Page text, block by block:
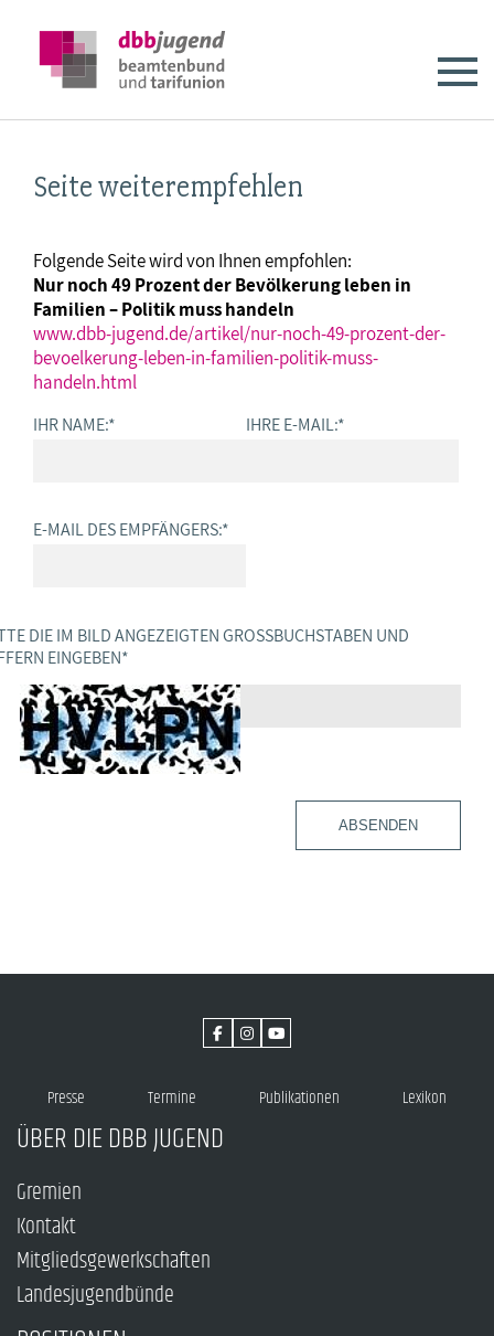
Seite weiterempfehlen
Folgende Seite wird von Ihnen empfohlen:
Nur noch 49 Prozent der Bevölkerung leben in
Familien – Politik muss handeln
www.dbb-jugend.de/artikel/nur-noch-49-prozent-der-
bevoelkerung-leben-in-familien-politik-muss-
handeln.html
IHR NAME:* IHRE E-MAIL:*
E-MAIL DES EMPFÄNGERS:*
DIE IM BILD ANGEZEIGTEN GROSSBUCHSTABEN UND Z
EINGEBEN *
ABSENDEN
Presse Termine Publikationen Lexikon
ÜBER DIE DBB JUGEND
Gremien
Kontakt
Mitgliedsgewerkschaften
Landesjugendbünde